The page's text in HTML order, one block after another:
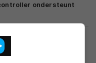
ondersteunt
gebruiken op je
het